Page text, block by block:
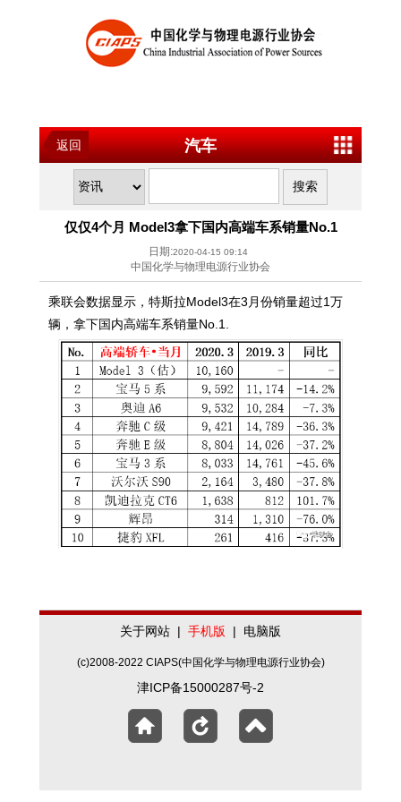
返回 汽车
仅仅4个月 Model3拿下国内高端车系销量No.1
日期:2020-04-15 09:14
中国化学与物理电源行业协会
乘联会数据显示，特斯拉Model3在3月份销量超过1万
辆，拿下国内高端车系销量No.1.
关于网站 | 手机版 | 电脑版
(c)2008-2022 CIAPS(中国化学与物理电源行业协会)
津ICP备15000287号-2